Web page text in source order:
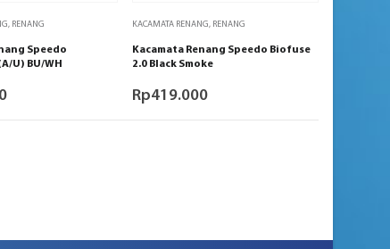
, RENANG
Speedo
U) BU/WH
KACAMATA RENANG, RENANG
Kacamata Renang Speedo Biofuse
2.0 Black Smoke
Rp419.000